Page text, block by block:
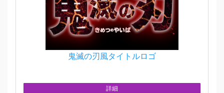
鬼滅の刃風タイトルロゴ
詳細